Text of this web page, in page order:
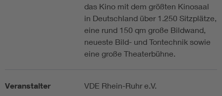
das Kino mit dem größten Kinosaal
in Deutschland über 1.250 Sitzplätze,
eine rund 150 qm große Bildwand,
neueste Bild- und Tontechnik sowie
eine große Theaterbühne.
Veranstalter VDE Rhein-Ruhr e.V.